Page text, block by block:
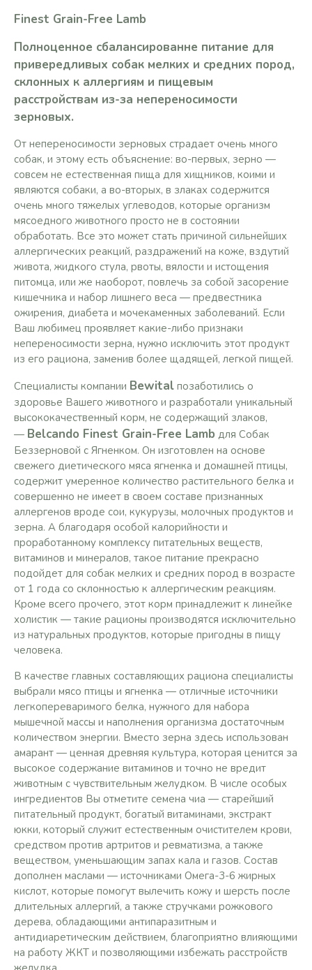
Finest Grain-Free Lamb
Полноценное сбалансированне питание для
привередливых собак мелких и средних пород,
склонных к аллергиям и пищевым
расстройствам из-за непереносимости
зерновых.
От непереносимости зерновых страдает очень много
собак, и этому есть объяснение: во-первых, зерно —
совсем не естественная пища для хищников, коими и
являются собаки, а во-вторых, в злаках содержится
очень много тяжелых углеводов, которые организм
мясоедного животного просто не в состоянии
обработать. Все это может стать причиной сильнейших
аллергических реакций, раздражений на коже, вздутий
живота, жидкого стула, рвоты, вялости и истощения
питомца, или же наоборот, повлечь за собой засорение
кишечника и набор лишнего веса — предвестника
ожирения, диабета и мочекаменных заболеваний. Если
Ваш любимец проявляет какие-либо признаки
непереносимости зерна, нужно исключить этот продукт
из его рациона, заменив более щадящей, легкой пищей.
Специалисты компании Bewital позаботились о
здоровье Вашего животного и разработали уникальный
высококачественный корм, не содержащий злаков,
— Belcando Finest Grain-Free Lamb для Собак
Беззерновой с Ягненком. Он изготовлен на основе
свежего диетического мяса ягненка и домашней птицы,
содержит умеренное количество растительного белка и
совершенно не имеет в своем составе признанных
аллергенов вроде сои, кукурузы, молочных продуктов и
зерна. А благодаря особой калорийности и
проработанному комплексу питательных веществ,
витаминов и минералов, такое питание прекрасно
подойдет для собак мелких и средних пород в возрасте
от 1 года со склонностью к аллергическим реакциям.
Кроме всего прочего, этот корм принадлежит к линейке
холистик — такие рационы производятся исключительно
из натуральных продуктов, которые пригодны в пищу
человека.
В качестве главных составляющих рациона специалисты
выбрали мясо птицы и ягненка — отличные источники
легкопереваримого белка, нужного для набора
мышечной массы и наполнения организма достаточным
количеством энергии. Вместо зерна здесь использован
амарант — ценная древняя культура, которая ценится за
высокое содержание витаминов и точно не вредит
животным с чувствительным желудком. В числе особых
ингредиентов Вы отметите семена чиа — старейший
питательный продукт, богатый витаминами, экстракт
юкки, который служит естественным очистителем крови,
средством против артритов и ревматизма, а также
веществом, уменьшающим запах кала и газов. Состав
дополнен маслами — источниками Омега-3-6 жирных
кислот, которые помогут вылечить кожу и шерсть после
длительных аллергий, а также стручками рожкового
дерева, обладающими антипаразитным и
антидиаретическим действием, благоприятно влияющими
на работу ЖКТ и позволяющими избежать расстройств